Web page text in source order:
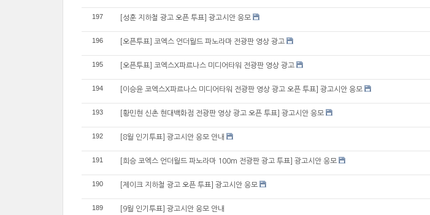
197 [성훈 지하철 광고 오픈 투표] 광고시안 응모
196 [오픈투표] 코엑스 언더월드 파노라마 전광판 영상 광고
195 [오픈투표] 코엑스X파르나스 미디어타워 전광판 영상 광고
194 [이승윤 코엑스X파르나스 미디어타워 전광판 영상 광고 오픈 투표] 광고시안 응모
193 [황민현 신촌 현대백화점 전광판 영상 광고 오픈 투표] 광고시안 응모
192 [8월 인기투표] 광고시안 응모 안내
191 [희승 코엑스 언더월드 파노라마 100m 전광판 광고 투표] 광고시안 응모
190 [제이크 지하철 광고 오픈 투표] 광고시안 응모
189 [9월 인기투표] 광고시안 응모 안내